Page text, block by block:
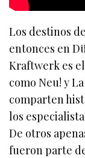
Los destinos
entonces en
Kraftwerk es
como Neu! y
comparten
los
De otros
fueron parte